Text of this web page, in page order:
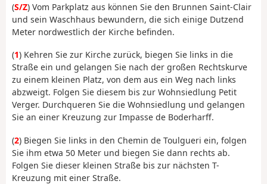
(S/Z) Vom Parkplatz aus können Sie den Brunnen Saint-Clair
und sein Waschhaus bewundern, die sich einige Dutzend
Meter nordwestlich der Kirche befinden.
(1) Kehren Sie zur Kirche zurück, biegen Sie links in die
Straße ein und gelangen Sie nach der großen Rechtskurve
zu einem kleinen Platz, von dem aus ein Weg nach links
abzweigt. Folgen Sie diesem bis zur Wohnsiedlung Petit
Verger. Durchqueren Sie die Wohnsiedlung und gelangen
Sie an einer Kreuzung zur Impasse de Boderharff.
(2) Biegen Sie links in den Chemin de Toulgueri ein, folgen
Sie ihm etwa 50 Meter und biegen Sie dann rechts ab.
Folgen Sie dieser kleinen Straße bis zur nächsten T-
Kreuzung mit einer Straße.